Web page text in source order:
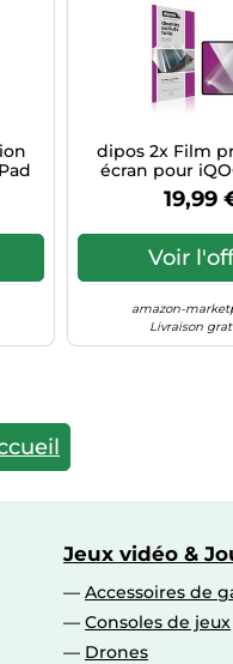
dipos 2x Film
écran pour
19,99
Voir
amazon-
Livraison
Jeux vidéo &
Accessoires de
Consoles de jeux
Drones